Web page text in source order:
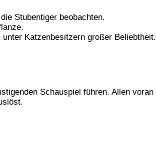
Stubentiger beobachten.
Katzenbesitzern großer Beliebtheit.
Schauspiel führen. Allen voran